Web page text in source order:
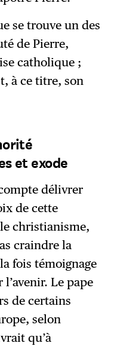
se trouve un des
de Pierre,
catholique ;
à ce titre, son
et exode
délivrer
de cette
christianisme,
craindre la
fois témoignage
Le pape
de certains
selon
qu’à